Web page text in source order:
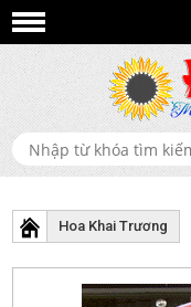
Hoa Khai Trương